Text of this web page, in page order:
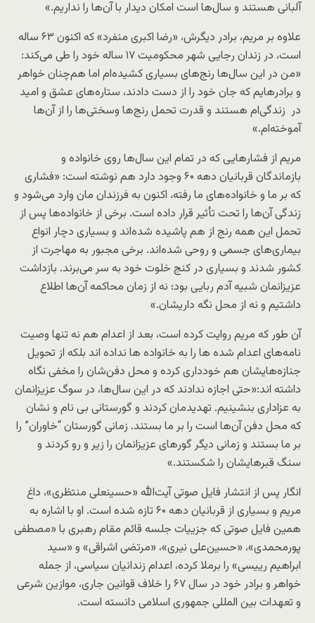
آلبانی هستند و سال‌ها است امکان دیدار با آن‌ها را نداریم.»
علاوه بر مریم، برادر دیگرش، «رضا اکبری منفرد» که اکنون ۶۳ ساله
است، در زندان رجایی شهر محکومیت ۱۷ ساله خود را طی می‌کند:‌
«من در این سال‌ها رنج‌های بسیاری کشیده‌ام اما هم‌چنان خواهر
و برادرهایم که جان خود را از دست دادند، ستاره‌های عشق و امید
در زندگی‌ام هستند و قدرت تحمل رنج‌ها وسختی‌ها را از آن‌ها
آموخته‌ام.»
مریم از فشارهایی که در تمام این سال‌ها روی خانواده و
بازماندگان قربانیان دهه ۶۰ وجود دارد هم نوشته است: «فشاری
که بر ما و خانواده‌های ما رفته، اکنون به فرزندان مان وارد می‌شود و
زندگی آن‌ها را تحت تأثیر قرار داده است. برخی از خانواده‌ها پس از
تحمل این همه رنج از هم پاشیده شده‌اند و بسیاری دچار انواع
بیماری‌های جسمی و روحی شده‌اند. برخی مجبور به مهاجرت از
کشور شدند و بسیاری در کنج خلوت خود به سر می‌برند. بازداشت
عزیزانمان شبیه آدم ربایی بود؛ نه از زمان محاکمه آن‌ها اطلاع
داشتیم و نه از محل نگه داریشان.»
آن طور که مریم روایت کرده است، بعد از اعدام هم نه تنها وصیت
نامه‌های اعدام شده ها را به خانواده ها نداده اند بلکه از تحویل
جنازه‌هایشان هم خودداری کرده و محل دفن‌شان را مخفی نگاه
داشته اند:«حتی اجازه ندادند که در این سال‌ها، در سوگ عزیزانمان
به عزاداری بنشینیم. تهدیدمان کردند و گورستانی بی نام و نشان
که محل دفن آن‌ها است را بر ما بستند. زمانی گورستان “خاوران” را
بر ما بستند و زمانی دیگر گورهای عزیزانمان را زیر و رو کردند و
سنگ قبرهایشان را شکستند.»
انگار پس از انتشار فایل صوتی آیت‌الله «حسینعلی منتظری»، داغ
مریم و بسیاری از قربانیان دهه ۶۰ تازه شده است. او با اشاره به
همین فایل صوتی که جزییات جلسه قائم مقام رهبری با «مصطفی
پورمحمدی»، «حسین‌علی نیری»، «مرتضی اشراقی» و «سید
ابراهیم رییسی» را برملا کرده، اعدام زندانیان سیاسی، از جمله
خواهر و برادر خود در سال ۶۷ را خلاف قوانین جاری، موازین شرعی
و تعهدات بین المللی جمهوری اسلامی دانسته است.